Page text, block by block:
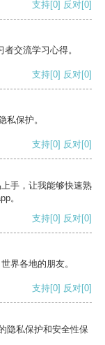
支持[0] 反对[0]
交流学习心得。
支持[0] 反对[0]
私保护。
支持[0] 反对[0]
手，让我能够快速熟
。
支持[0] 反对[0]
界各地的朋友。
支持[0] 反对[0]
隐私保护和安全性保